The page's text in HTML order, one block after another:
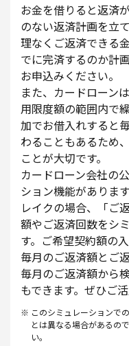
お金を借りると返済
のない返済計画を立
理なくご返済できる
でに完済するのか計
お申込みください。
また、カードローン
用限度額の範囲内で
加でお借入れすると
わることもあるため
ことが大切です。
カードローン会社の
ション機能があります
レイクの場合、「ご
額やご返済回数をシ
す。ご希望契約額の
毎月のご返済額とご
毎月のご返済額から
もできます。ぜひご
このシミュレーションで
とは異なる場合があるの
い。